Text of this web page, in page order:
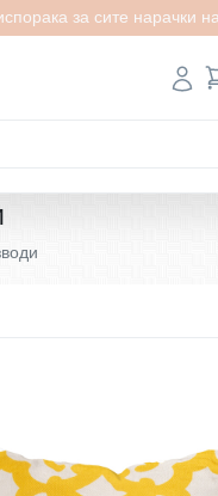
за сите нарачки